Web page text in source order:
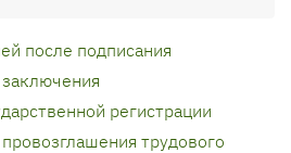
после подписания
регистрации
трудового